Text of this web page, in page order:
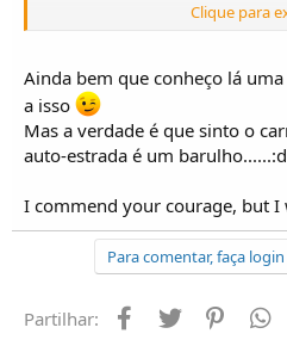
Clique para
Ainda bem que conheço lá
a isso
Mas a verdade é que sinto o
auto-estrada é um
I commend your courage, but
Para comentar, faça
Partilhar: Facebook
Twitter